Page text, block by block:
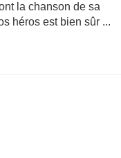
la chanson de sa
héros est bien sûr ...